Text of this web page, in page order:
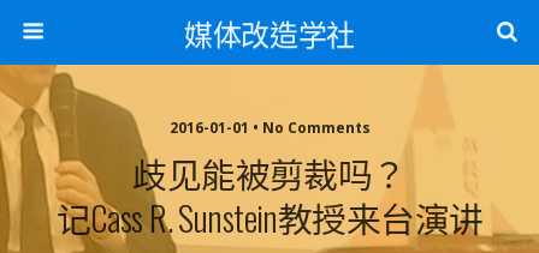
媒体改造学社
2016-01-01 • No Comments
歧见能被剪裁吗？
记Cass R. Sunstein教授来台演讲